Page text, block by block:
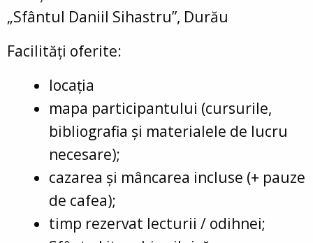
„Sfântul Daniil Sihastru”, Durău
Facilități oferite:
locația
mapa participantului (cursurile,
bibliografia și materialele de lucru
necesare);
cazarea și mâncarea incluse (+ pauze
de cafea);
timp rezervat lecturii / odihnei;